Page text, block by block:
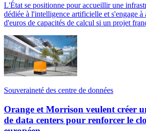
L'État se positionne pour accueillir une
dédiée à l'intelligence artificielle et s'engage
d'euros de capacités de calcul si un projet
Souveraineté des centre de données
Orange et Morrison veulent créer
de data centers pour renforcer le